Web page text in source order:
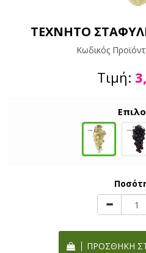
ΤΕΧΝΗΤΟ
Κωδικός
Τιμή:
ΠΡΟΣΘΉΚΗ